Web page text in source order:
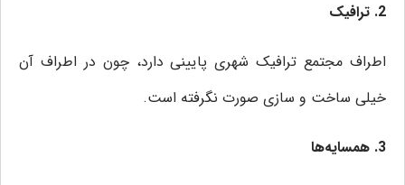
2. ترافیک
اطراف مجتمع ترافیک شهری پایینی دارد، چون در اطراف آن
خیلی ساخت و سازی صورت نگرفته است.
3. همسایه‌ها